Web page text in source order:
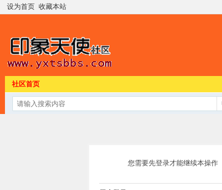
设为首页 收藏本站
社区首页
您需要先登录才能继续本操作